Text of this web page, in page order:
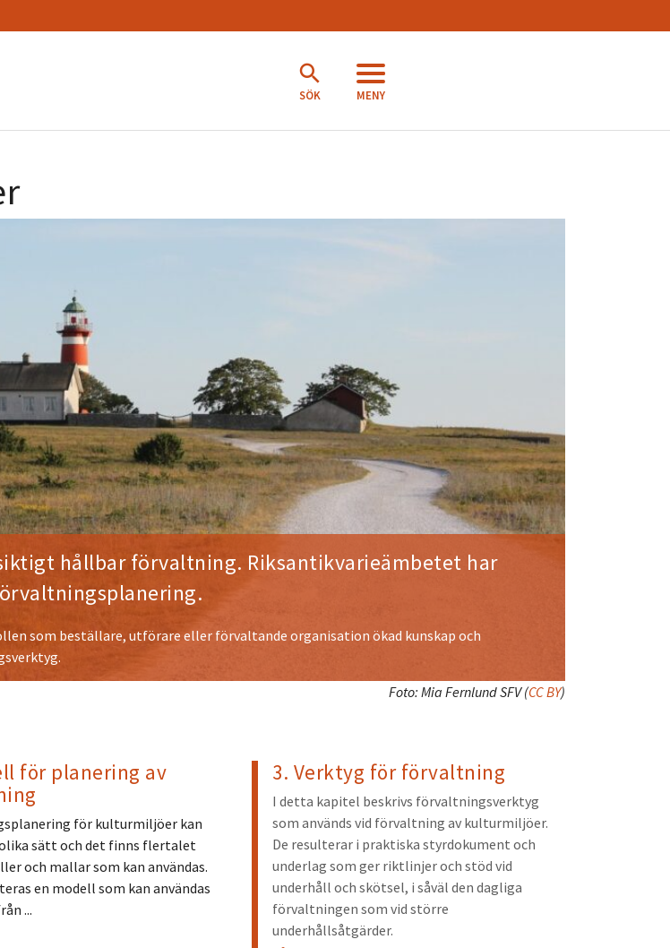
SÖK MENY
hållbar förvaltning. Riksantikvarieämbetet har
som beställare, utförare eller förvaltande organisation ökad kunskap och
Foto: Mia Fernlund SFV (CC BY)
för planering av
för kulturmiljöer kan
sätt och det finns flertalet
och mallar som kan användas.
en modell som kan användas
...
3. Verktyg för förvaltning
I detta kapitel beskrivs förvaltningsverktyg
som används vid förvaltning av kulturmiljöer.
De resulterar i praktiska styrdokument och
underlag som ger riktlinjer och stöd vid
underhåll och skötsel, i såväl den dagliga
förvaltningen som vid större
underhållsåtgärder.